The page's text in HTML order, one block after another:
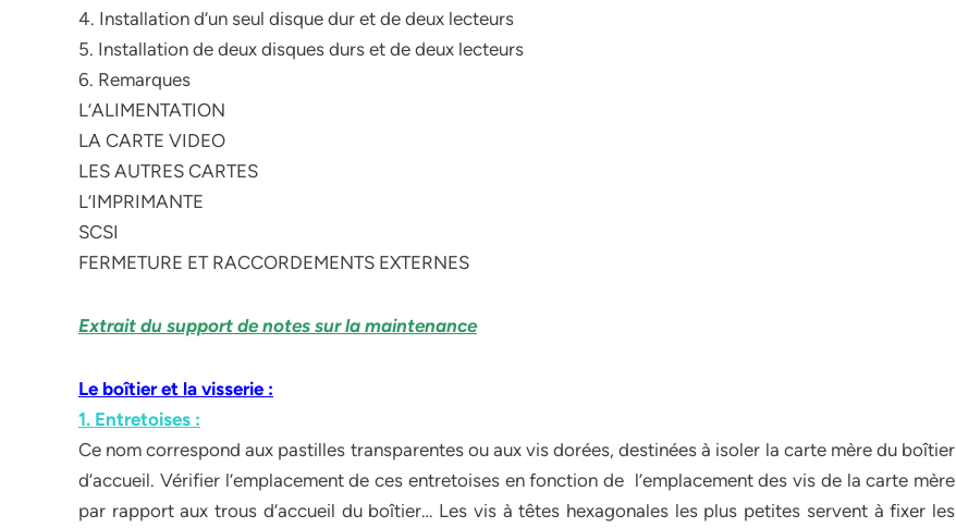
4. Installation d’un seul disque dur et de deux lecteurs
5. Installation de deux disques durs et de deux lecteurs
6. Remarques
L’ALIMENTATION
LA CARTE VIDEO
LES AUTRES CARTES
L’IMPRIMANTE
SCSI
FERMETURE ET RACCORDEMENTS EXTERNES
Extrait du support de notes sur la maintenance
Le boîtier et la visserie :
1. Entretoises :
Ce nom correspond aux pastilles transparentes ou aux vis dorées, destinées à isoler la carte mère du boîtier
d’accueil. Vérifier l’emplacement de ces entretoises en fonction de l’emplacement des vis de la carte mère
par rapport aux trous d’accueil du boîtier… Les vis à têtes hexagonales les plus petites servent à fixer les